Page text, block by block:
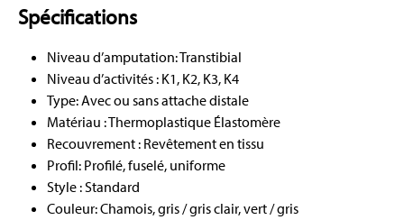
Spécifications
Niveau d’amputation: Transtibial
Niveau d’activités : K1, K2, K3, K4
Type: Avec ou sans attache distale
Matériau : Thermoplastique Élastomère
Recouvrement : Revêtement en tissu
Profil: Profilé, fuselé, uniforme
Style : Standard
Couleur: Chamois, gris / gris clair, vert / gris